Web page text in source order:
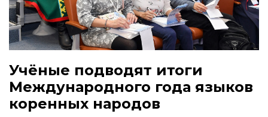
Учёные подводят итоги
Международного года языков
коренных народов